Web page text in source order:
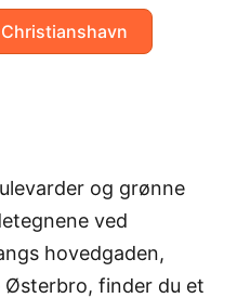
og grønne
ved
hovedgaden,
finder du et